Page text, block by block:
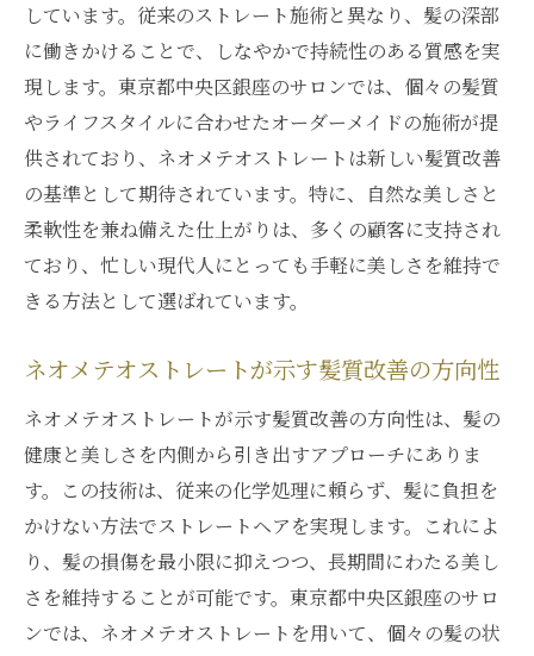
しています。従来のストレート施術と異なり、髪の深部
に働きかけることで、しなやかで持続性のある質感を実
現します。東京都中央区銀座のサロンでは、個々の髪質
やライフスタイルに合わせたオーダーメイドの施術が提
供されており、ネオメテオストレートは新しい髪質改善
の基準として期待されています。特に、自然な美しさと
柔軟性を兼ね備えた仕上がりは、多くの顧客に支持され
ており、忙しい現代人にとっても手軽に美しさを維持で
きる方法として選ばれています。
ネオメテオストレートが示す髪質改善の方向性
ネオメテオストレートが示す髪質改善の方向性は、髪の
健康と美しさを内側から引き出すアプローチにありま
す。この技術は、従来の化学処理に頼らず、髪に負担を
かけない方法でストレートヘアを実現します。これによ
り、髪の損傷を最小限に抑えつつ、長期間にわたる美し
さを維持することが可能です。東京都中央区銀座のサロ
ンでは、ネオメテオストレートを用いて、個々の髪の状